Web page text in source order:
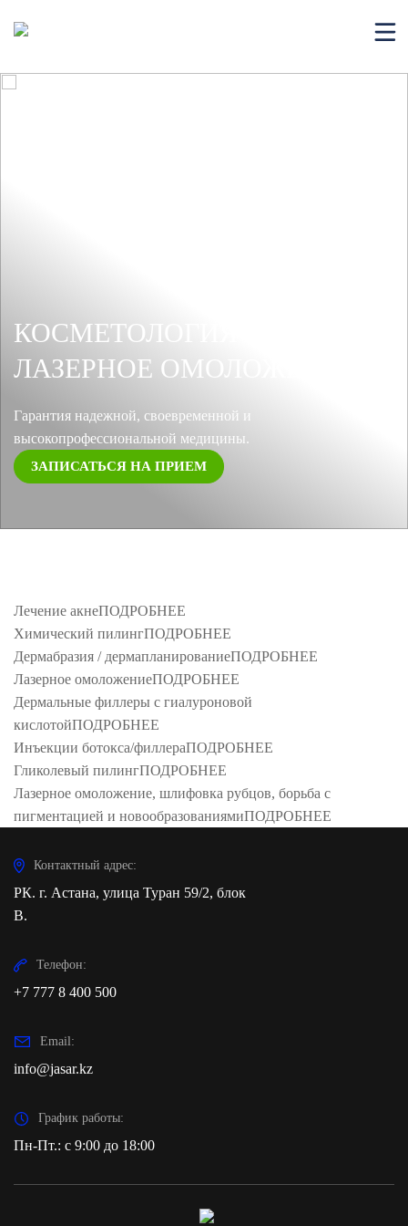
КОСМЕТОЛОГИЯ И
ЛАЗЕРНОЕ ОМОЛОЖЕНИЕ
Гарантия надежной, своевременной и
высокопрофессиональной медицины.
ЗАПИСАТЬСЯ НА ПРИЕМ
Лечение акнеПОДРОБНЕЕ
Химический пилингПОДРОБНЕЕ
Дермабразия / дермапланированиеПОДРОБНЕЕ
Лазерное омоложениеПОДРОБНЕЕ
Дермальные филлеры с гиалуроновой
кислотойПОДРОБНЕЕ
Инъекции ботокса/филлераПОДРОБНЕЕ
Гликолевый пилингПОДРОБНЕЕ
Лазерное омоложение, шлифовка рубцов, борьба с
пигментацией и новообразованиямиПОДРОБНЕЕ
Контактный адрес:
РК. г. Астана, улица Туран 59/2, блок
В.
Телефон:
+7 777 8 400 500
Email:
info@jasar.kz
График работы:
Пн-Пт.: с 9:00 до 18:00